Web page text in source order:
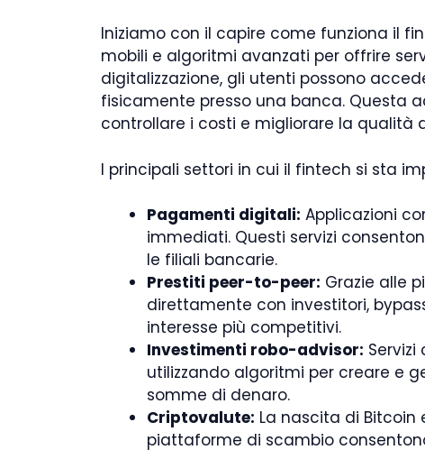
Iniziamo con il capire come funziona il
mobili e algoritmi avanzati per offrire
digitalizzazione, gli utenti possono
fisicamente presso una banca. Questa
controllare i costi e migliorare la qualità
I principali settori in cui il fintech si sta
Pagamenti digitali: Applicazioni
immediati. Questi servizi
le filiali bancarie.
Prestiti peer-to-peer: Grazie alle
direttamente con investitori,
interesse più competitivi.
Investimenti robo-advisor:
utilizzando algoritmi per creare e
somme di denaro.
Criptovalute: La nascita di
piattaforme di scambio